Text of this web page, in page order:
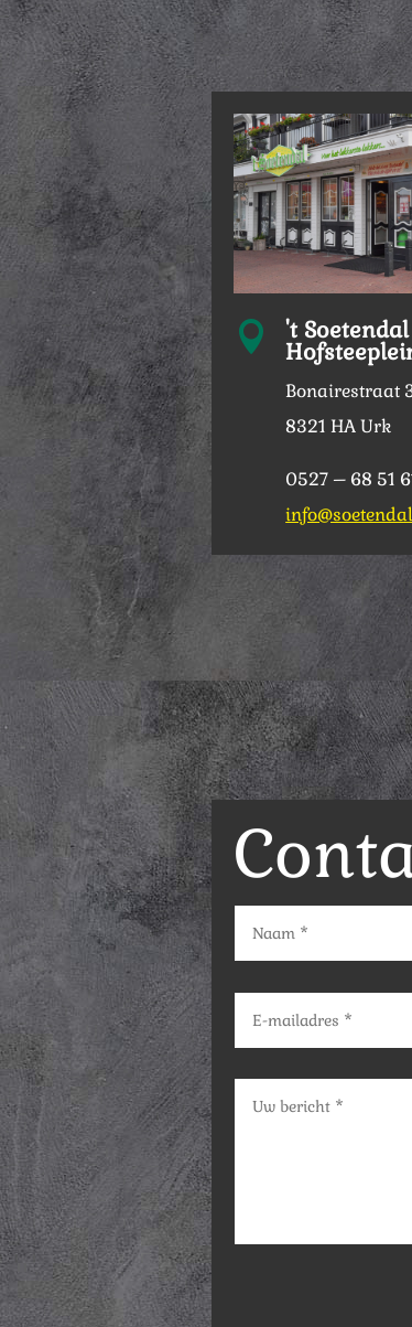
 't Soetendal
Bonairestraat
8321 HA Urk
0527 – 68 51